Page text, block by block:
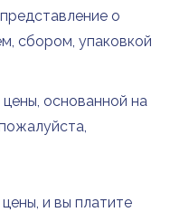
о
сбором, упаковкой
основанной на
и вы платите